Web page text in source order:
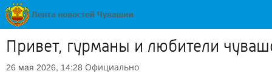
Привет, гурманы и любители
26 мая 2026, 14:28 Официально